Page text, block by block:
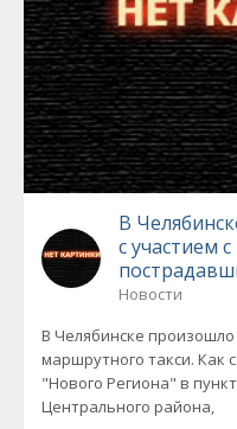
В
с участием
Новости
В Челябинске
маршрутного такси. Как
"Нового Региона" в
Центрального района,